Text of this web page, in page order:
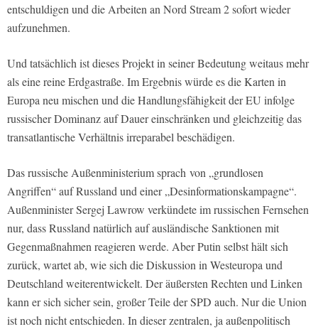
entschuldigen und die Arbeiten an Nord Stream 2 sofort wieder
aufzunehmen.
Und tatsächlich ist dieses Projekt in seiner Bedeutung weitaus mehr
als eine reine Erdgastraße. Im Ergebnis würde es die Karten in
Europa neu mischen und die Handlungsfähigkeit der EU infolge
russischer Dominanz auf Dauer einschränken und gleichzeitig das
transatlantische Verhältnis irreparabel beschädigen.
Das russische Außenministerium sprach von „grundlosen
Angriffen“ auf Russland und einer „Desinformationskampagne“.
Außenminister Sergej Lawrow verkündete im russischen Fernsehen
nur, dass Russland natürlich auf ausländische Sanktionen mit
Gegenmaßnahmen reagieren werde. Aber Putin selbst hält sich
zurück, wartet ab, wie sich die Diskussion in Westeuropa und
Deutschland weiterentwickelt. Der äußersten Rechten und Linken
kann er sich sicher sein, großer Teile der SPD auch. Nur die Union
ist noch nicht entschieden. In dieser zentralen, ja außenpolitisch